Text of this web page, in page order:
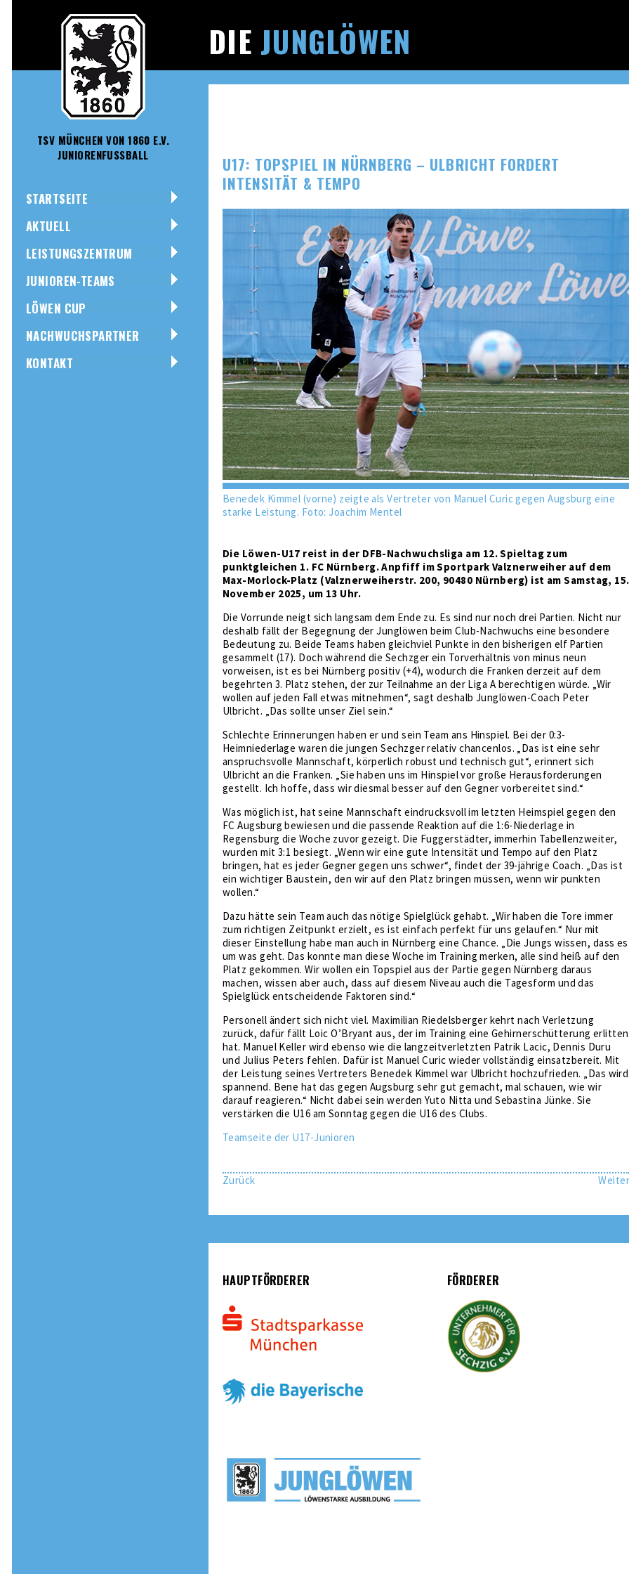
TSV MÜNCHEN VON 1860 E.V.
JUNIORENFUSSBALL
DIE JUNGLÖWEN
STARTSEITE
AKTUELL
LEISTUNGSZENTRUM
JUNIOREN-TEAMS
LÖWEN CUP
NACHWUCHSPARTNER
KONTAKT
U17: TOPSPIEL IN NÜRNBERG – ULBRICHT FORDERT
INTENSITÄT & TEMPO
Benedek Kimmel (vorne) zeigte als Vertreter von Manuel Curic gegen Augsburg eine
starke Leistung. Foto: Joachim Mentel
Die Löwen-U17 reist in der DFB-Nachwuchsliga am 12. Spieltag zum
punktgleichen 1. FC Nürnberg. Anpfiff im Sportpark Valznerweiher auf dem
Max-Morlock-Platz (Valznerweiherstr. 200, 90480 Nürnberg) ist am Samstag, 15.
November 2025, um 13 Uhr.
Die Vorrunde neigt sich langsam dem Ende zu. Es sind nur noch drei Partien. Nicht nur
deshalb fällt der Begegnung der Junglöwen beim Club-Nachwuchs eine besondere
Bedeutung zu. Beide Teams haben gleichviel Punkte in den bisherigen elf Partien
gesammelt (17). Doch während die Sechzger ein Torverhältnis von minus neun
vorweisen, ist es bei Nürnberg positiv (+4), wodurch die Franken derzeit auf dem
begehrten 3. Platz stehen, der zur Teilnahme an der Liga A berechtigen würde. „Wir
wollen auf jeden Fall etwas mitnehmen“, sagt deshalb Junglöwen-Coach Peter
Ulbricht. „Das sollte unser Ziel sein.“
Schlechte Erinnerungen haben er und sein Team ans Hinspiel. Bei der 0:3-
Heimniederlage waren die jungen Sechzger relativ chancenlos. „Das ist eine sehr
anspruchsvolle Mannschaft, körperlich robust und technisch gut“, erinnert sich
Ulbricht an die Franken. „Sie haben uns im Hinspiel vor große Herausforderungen
gestellt. Ich hoffe, dass wir diesmal besser auf den Gegner vorbereitet sind.“
Was möglich ist, hat seine Mannschaft eindrucksvoll im letzten Heimspiel gegen den
FC Augsburg bewiesen und die passende Reaktion auf die 1:6-Niederlage in
Regensburg die Woche zuvor gezeigt. Die Fuggerstädter, immerhin Tabellenzweiter,
wurden mit 3:1 besiegt. „Wenn wir eine gute Intensität und Tempo auf den Platz
bringen, hat es jeder Gegner gegen uns schwer“, findet der 39-jährige Coach. „Das ist
ein wichtiger Baustein, den wir auf den Platz bringen müssen, wenn wir punkten
wollen.“
Dazu hätte sein Team auch das nötige Spielglück gehabt. „Wir haben die Tore immer
zum richtigen Zeitpunkt erzielt, es ist einfach perfekt für uns gelaufen.“ Nur mit
dieser Einstellung habe man auch in Nürnberg eine Chance. „Die Jungs wissen, dass es
um was geht. Das konnte man diese Woche im Training merken, alle sind heiß auf den
Platz gekommen. Wir wollen ein Topspiel aus der Partie gegen Nürnberg daraus
machen, wissen aber auch, dass auf diesem Niveau auch die Tagesform und das
Spielglück entscheidende Faktoren sind.“
Personell ändert sich nicht viel. Maximilian Riedelsberger kehrt nach Verletzung
zurück, dafür fällt Loic O’Bryant aus, der im Training eine Gehirnerschütterung erlitten
hat. Manuel Keller wird ebenso wie die langzeitverletzten Patrik Lacic, Dennis Duru
und Julius Peters fehlen. Dafür ist Manuel Curic wieder vollständig einsatzbereit. Mit
der Leistung seines Vertreters Benedek Kimmel war Ulbricht hochzufrieden. „Das wird
spannend. Bene hat das gegen Augsburg sehr gut gemacht, mal schauen, wie wir
darauf reagieren.“ Nicht dabei sein werden Yuto Nitta und Sebastina Jünke. Sie
verstärken die U16 am Sonntag gegen die U16 des Clubs.
Teamseite der U17-Junioren
Zurück Weiter
HAUPTFÖRDERER FÖRDERER